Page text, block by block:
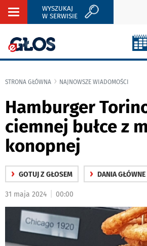
Rozwiń
WYSZUKAJ
W SERWISIE
STRONA GŁÓWNA NAJNOWSZE WIADOMOŚCI
Hamburger
ciemnej bułce z
konopnej
› GOTUJ Z GŁOSEM › DANIA GŁÓWNE
31 maja 2024 00:00